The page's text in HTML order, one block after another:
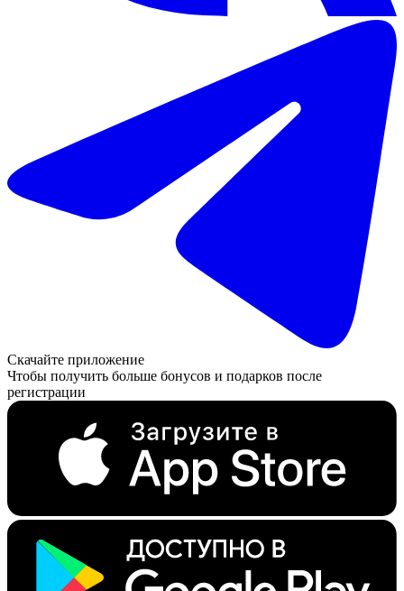
Скачайте приложение
Чтобы получить больше бонусов и подарков после
регистрации